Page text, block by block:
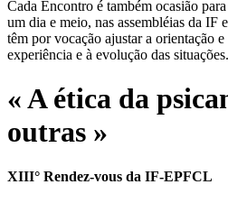
Cada Encontro é também ocasião
um dia e meio, nas assembléias da IF
têm por vocação ajustar a orientação
experiência e à evolução das situações.
« A ética da
outras »
XIII° Rendez-vous da IF-EPFCL